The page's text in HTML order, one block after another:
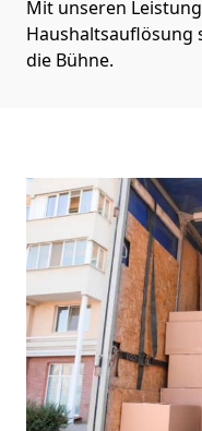
Mit unseren
die Bühne.